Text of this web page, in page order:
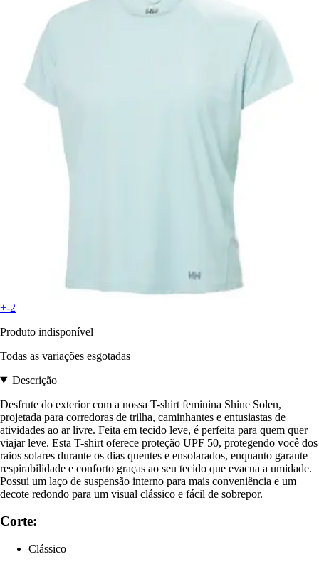
+-2
Produto indisponível
Todas as variações esgotadas
Descrição
Desfrute do exterior com a nossa T-shirt feminina Shine Solen,
projetada para corredoras de trilha, caminhantes e entusiastas de
atividades ao ar livre. Feita em tecido leve, é perfeita para quem quer
viajar leve. Esta T-shirt oferece proteção UPF 50, protegendo você dos
raios solares durante os dias quentes e ensolarados, enquanto garante
respirabilidade e conforto graças ao seu tecido que evacua a umidade.
Possui um laço de suspensão interno para mais conveniência e um
decote redondo para um visual clássico e fácil de sobrepor.
Corte:
Clássico